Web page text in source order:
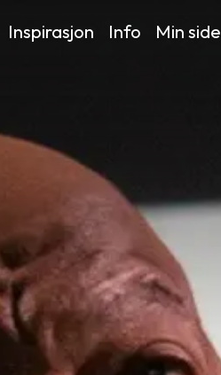
Inspirasjon Info Min side